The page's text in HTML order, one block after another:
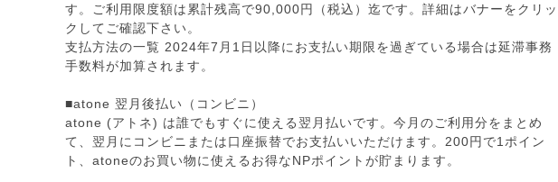
す。ご利用限度額は累計残高で90,000円（税込）迄です。詳細はバナーをクリッ
クしてご確認下さい。
支払方法の一覧 2024年7月1日以降にお支払い期限を過ぎている場合は延滞事務
手数料が加算されます。
■atone 翌月後払い（コンビニ）
atone (アトネ) は誰でもすぐに使える翌月払いです。今月のご利用分をまとめ
て、翌月にコンビニまたは口座振替でお支払いいただけます。200円で1ポイン
ト、atoneのお買い物に使えるお得なNPポイントが貯まります。